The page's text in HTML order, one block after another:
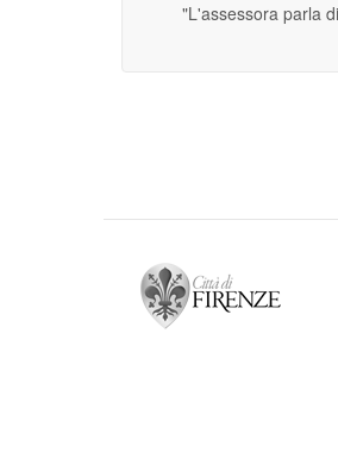
"L'assessora parla